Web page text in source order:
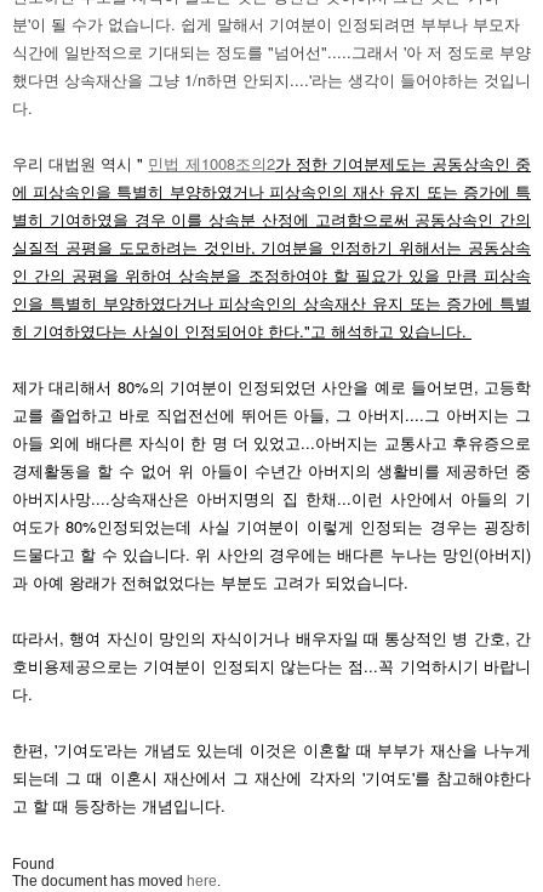
분'이 될 수가 없습니다. 쉽게 말해서 기여분이 인정되려면 부부나 부모자
식간에 일반적으로 기대되는 정도를 "넘어선".....그래서 '아 저 정도로 부양
했다면 상속재산을 그냥 1/n하면 안되지....'라는 생각이 들어야하는 것입니
다.
우리 대법원 역시" 민법 제1008조의2가 정한 기여분제도는 공동상속인 중
에 피상속인을 특별히 부양하였거나 피상속인의 재산 유지 또는 증가에 특
별히 기여하였을 경우 이를 상속분 산정에 고려함으로써 공동상속인 간의
실질적 공평을 도모하려는 것인바, 기여분을 인정하기 위해서는 공동상속
인 간의 공평을 위하여 상속분을 조정하여야 할 필요가 있을 만큼 피상속
인을 특별히 부양하였다거나 피상속인의 상속재산 유지 또는 증가에 특별
히 기여하였다는 사실이 인정되어야 한다."고 해석하고 있습니다.
제가 대리해서 80%의 기여분이 인정되었던 사안을 예로 들어보면, 고등학
교를 졸업하고 바로 직업전선에 뛰어든 아들, 그 아버지....그 아버지는 그
아들 외에 배다른 자식이 한 명 더 있었고...아버지는 교통사고 후유증으로
경제활동을 할 수 없어 위 아들이 수년간 아버지의 생활비를 제공하던 중
아버지사망....상속재산은 아버지명의 집 한채...이런 사안에서 아들의 기
여도가 80%인정되었는데 사실 기여분이 이렇게 인정되는 경우는 굉장히
드물다고 할 수 있습니다. 위 사안의 경우에는 배다른 누나는 망인(아버지)
과 아예 왕래가 전혀없었다는 부분도 고려가 되었습니다.
따라서, 행여 자신이 망인의 자식이거나 배우자일 때 통상적인 병 간호, 간
호비용제공으로는 기여분이 인정되지 않는다는 점...꼭 기억하시기 바랍니
다.
한편, '기여도'라는 개념도 있는데 이것은 이혼할 때 부부가 재산을 나누게
되는데 그 때 이혼시 재산에서 그 재산에 각자의 '기여도'를 참고해야한다
고 할 때 등장하는 개념입니다.
Found
The document has moved here.